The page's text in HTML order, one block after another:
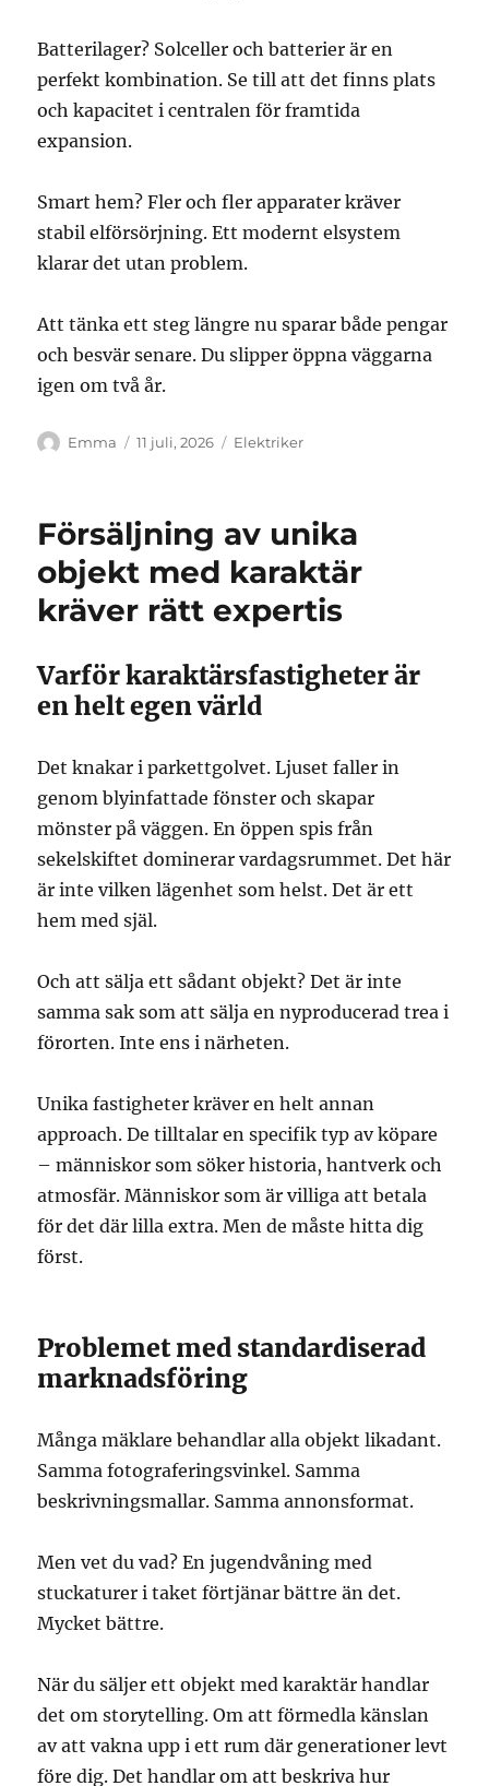
Batterilager? Solceller och batterier är en
perfekt kombination. Se till att det finns plats
och kapacitet i centralen för framtida
expansion.
Smart hem? Fler och fler apparater kräver
stabil elförsörjning. Ett modernt elsystem
klarar det utan problem.
Att tänka ett steg längre nu sparar både pengar
och besvär senare. Du slipper öppna väggarna
igen om två år.
Författare
Emma
Publicerat
11 juli, 2026 Kategorier
Elektriker
Försäljning av unika
objekt med karaktär
kräver rätt expertis
Varför karaktärsfastigheter är
en helt egen värld
Det knakar i parkettgolvet. Ljuset faller in
genom blyinfattade fönster och skapar
mönster på väggen. En öppen spis från
sekelskiftet dominerar vardagsrummet. Det här
är inte vilken lägenhet som helst. Det är ett
hem med själ.
Och att sälja ett sådant objekt? Det är inte
samma sak som att sälja en nyproducerad trea i
förorten. Inte ens i närheten.
Unika fastigheter kräver en helt annan
approach. De tilltalar en specifik typ av köpare
– människor som söker historia, hantverk och
atmosfär. Människor som är villiga att betala
för det där lilla extra. Men de måste hitta dig
först.
Problemet med standardiserad
marknadsföring
Många mäklare behandlar alla objekt likadant.
Samma fotograferingsvinkel. Samma
beskrivningsmallar. Samma annonsformat.
Men vet du vad? En jugendvåning med
stuckaturer i taket förtjänar bättre än det.
Mycket bättre.
När du säljer ett objekt med karaktär handlar
det om storytelling. Om att förmedla känslan
av att vakna upp i ett rum där generationer levt
före dig. Det handlar om att beskriva hur